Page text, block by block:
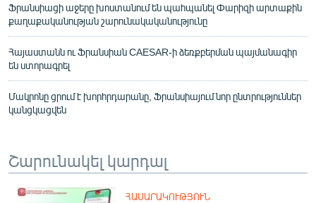
Ֆրանսիացի աջերը խոստանում են պահպանել Փարիզի արտաքին
քաղաքականության շարունակականությունը
Հայաստանն ու Ֆրանսիան CAESAR-ի ձեռքբերման պայմանագիր
են ստորագրել
Մակրոնը ցրում է խորհրդարանը, Ֆրանսիայում նոր ընտրություններ
կանցկացվեն
Շարունակել կարդալ
ՀԱՍԱՐԱԿՈՒԹՅՈՒՆ